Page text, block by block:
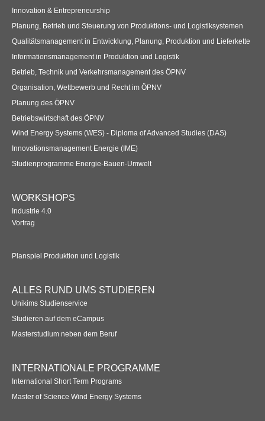
Innovation & Entrepreneurship
Planung, Betrieb und Steuerung von Produktions- und Logistiksystemen
Qualitätsmanagement in Entwicklung, Planung, Produktion und Lieferkette
Informationsmanagement in Produktion und Logistik
Betrieb, Technik und Verkehrsmanagement des ÖPNV
Organisation, Wettbewerb und Recht im ÖPNV
Planung des ÖPNV
Betriebswirtschaft des ÖPNV
Wind Energy Systems (WES) - Diploma of Advanced Studies (DAS)
Innovationsmanagement Energie (IME)
Studienprogramme Energie-Bauen-Umwelt
WORKSHOPS
Industrie 4.0
Vortrag
Planspiel Produktion und Logistik
ALLES RUND UMS STUDIEREN
Unikims Studienservice
Studieren auf dem eCampus
Masterstudium neben dem Beruf
INTERNATIONALE PROGRAMME
International Short Term Programs
Master of Science Wind Energy Systems